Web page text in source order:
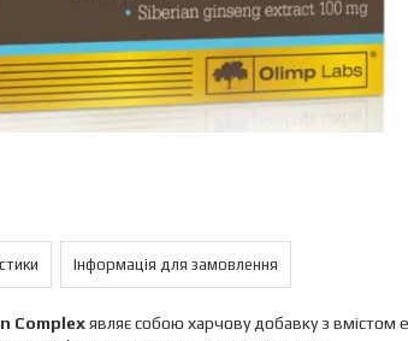
Інформація для замовлення
Complexявляє собою харчову добавку з вмістом